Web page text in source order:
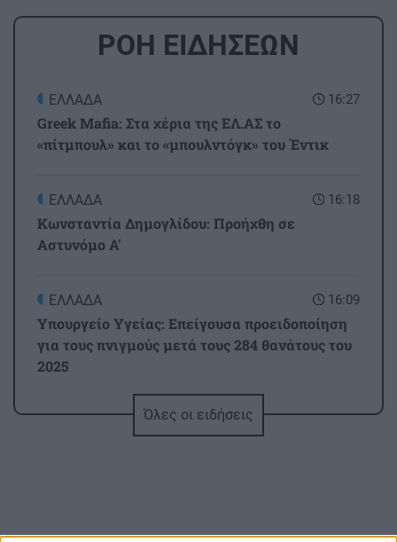
ΡΟΗ ΕΙΔΗΣΕΩΝ
16:27
ΕΛΛΑΔΑ
Greek Mafia: Στα χέρια της ΕΛ.ΑΣ το
«πίτμπουλ» και το «μπουλντόγκ» του Έντικ
16:18
ΕΛΛΑΔΑ
Κωνσταντία Δημογλίδου: Προήχθη σε
Αστυνόμο Α'
16:09
ΕΛΛΑΔΑ
Υπουργείο Υγείας: Επείγουσα προειδοποίηση
για τους πνιγμούς μετά τους 284 θανάτους του
2025
GOSSIP - LIFESTYLEΌλες οι ειδήσεις